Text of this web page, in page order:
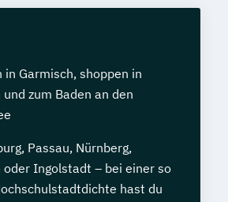
in Garmisch, shoppen in
und zum Baden an den
Passau, Nürnberg,
oder Ingolstadt – bei einer so
hast du